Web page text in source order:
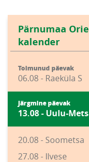
Pärnumaa
kalender
Toimunud päevak
06.08 - Raeküla S
Järgmine päevak
13.08 - Uulu-
20.08 - Soometsa
27.08 - Ilvese